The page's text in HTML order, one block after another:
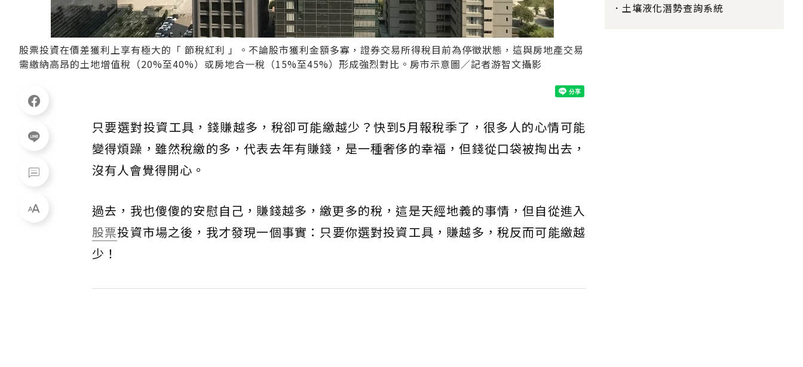
股票投資在價差獲利上享有極大的「 節稅紅利 」。不論股市獲利金額多寡，證券交易所得稅目前為停徵狀態，這與房地產交易
需繳納高昂的土地增值稅（20%至40%）或房地合一稅（15%至45%）形成強烈對比。房市示意圖／記者游智文攝影
只要選對投資工具，錢賺越多，稅卻可能繳越少？快到5月報稅季了，很多人的心情可能
變得煩躁，雖然稅繳的多，代表去年有賺錢，是一種奢侈的幸福，但錢從口袋被掏出去，
沒有人會覺得開心。
過去，我也傻傻的安慰自己，賺錢越多，繳更多的稅，這是天經地義的事情，但自從進入
股票投資市場之後，我才發現一個事實：只要你選對投資工具，賺越多，稅反而可能繳越
少！
土壤液化潛勢查詢系統